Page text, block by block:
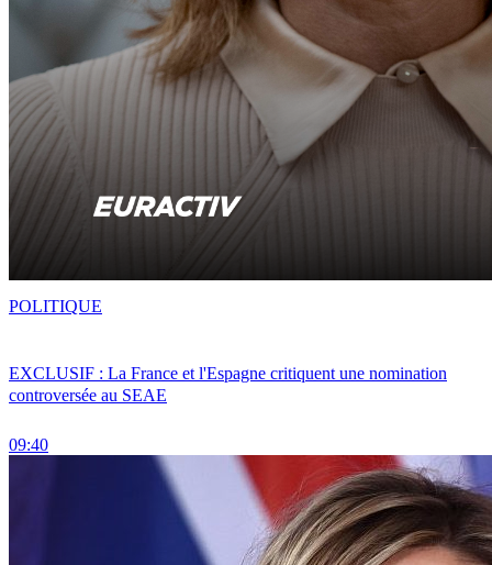
EXCLUSIF : La France et l'Espagne critiquent une nomination
controversée au SEAE
09:40
POLITIQUE